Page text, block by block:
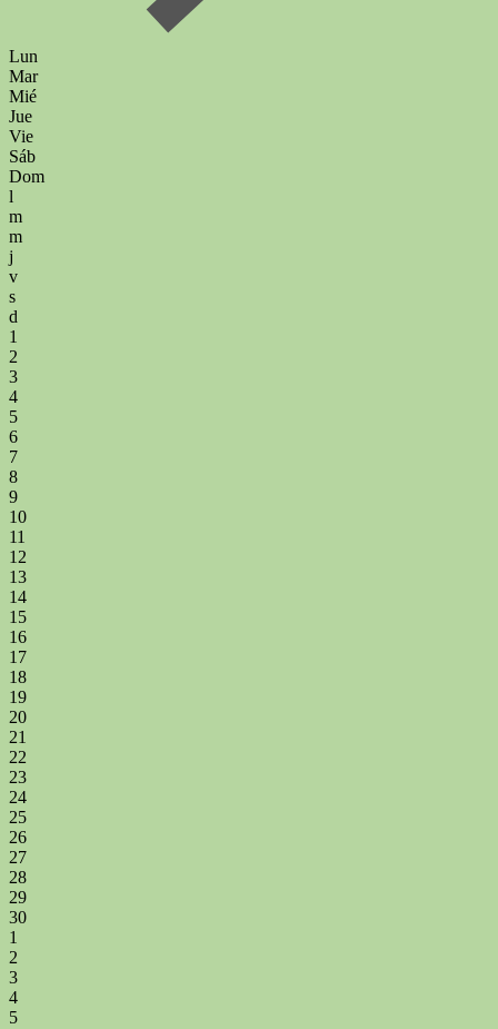
Lun
Mar
Mié
Jue
Vie
Sáb
Dom
l
m
m
j
v
s
d
1
2
3
4
5
6
7
8
9
10
11
12
13
14
15
16
17
18
19
20
21
22
23
24
25
26
27
28
29
30
1
2
3
4
5